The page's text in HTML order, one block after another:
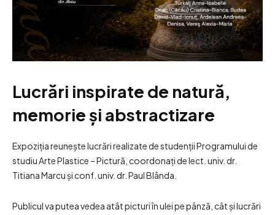
Lucrări inspirate de natură,
memorie și abstractizare
Expoziția reunește lucrări realizate de studenții Programului de
studiu Arte Plastice – Pictură, coordonați de lect. univ. dr.
Titiana Marcu și conf. univ. dr. Paul Blânda.
Publicul va putea vedea atât picturi în ulei pe pânză, cât și lucrări